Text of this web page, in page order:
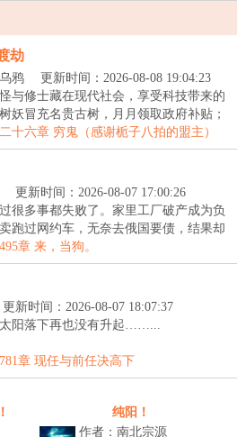
劫
鸦
更新时间：2026-08-08 19:04:23
与修士藏在现代社会，享受科技带来的
妖冒充名贵古树，月月领取政府补贴；
十六章 穷鬼（感谢栀子八拍的盟主）
更新时间：2026-08-07 17:00:26
很多事都失败了。家里工厂破产成为负
跑过网约车，无奈去俄国要债，结果却
章 来，当狗。
更新时间：2026-08-07 18:07:37
阳落下再也没有升起……...
章 现任与前任决高下
纯阳！
作者：南北宗源